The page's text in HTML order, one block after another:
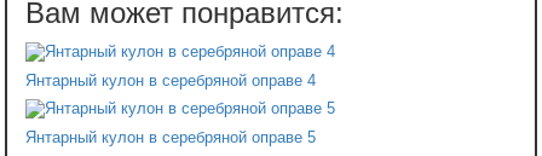
Янтарный кулон в серебряной оправе 4
Янтарный кулон в серебряной оправе 5